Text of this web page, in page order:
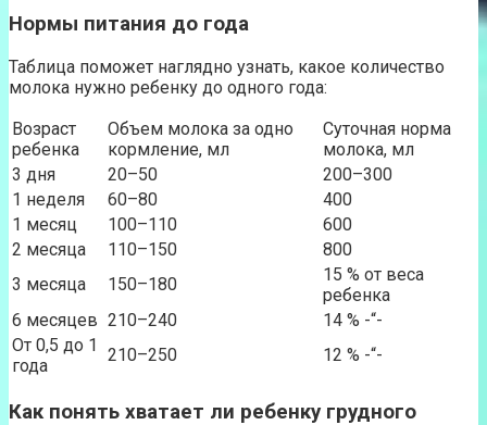
Нормы питания до года
Таблица поможет наглядно узнать, какое количество
молока нужно ребенку до одного года:
Возраст
ребенка
Объем молока за одно
кормление, мл
Суточная норма
молока, мл
3 дня
20–50
200–300
1 неделя
60–80
400
1 месяц
100–110
600
2 месяца
110–150
800
3 месяца
150–180
15 % от веса
ребенка
6 месяцев 210–240
14 % -“-
От 0,5 до 1
года
210–250 12 % -“-
Как понять хватает ли ребенку грудного